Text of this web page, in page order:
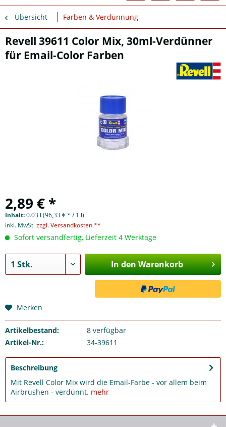
Übersicht Farben & Verdünnung
Revell 39611 Color Mix, 30ml-Verdünner
für Email-Color Farben
2,89 € *
Inhalt:0.03 l (96,33 € * / 1 l)
inkl. MwSt.zzgl. Versandkosten **
Sofort versandfertig, Lieferzeit 4 Werktage
In den Warenkorb
Merken
Artikelbestand: 8verfügbar
Artikel-Nr.:
34-39611
Beschreibung
Mit Revell Color Mix wird die Email-Farbe - vor allem beim
Airbrushen - verdünnt. mehr